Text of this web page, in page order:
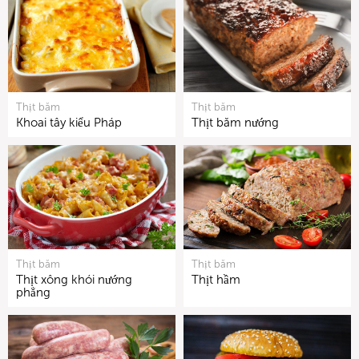
Thịt băm
Khoai tây kiểu Pháp
Thịt băm
Thịt băm nướng
Thịt băm
Thịt xông khói nướng
phẳng
Thịt băm
Thịt hầm